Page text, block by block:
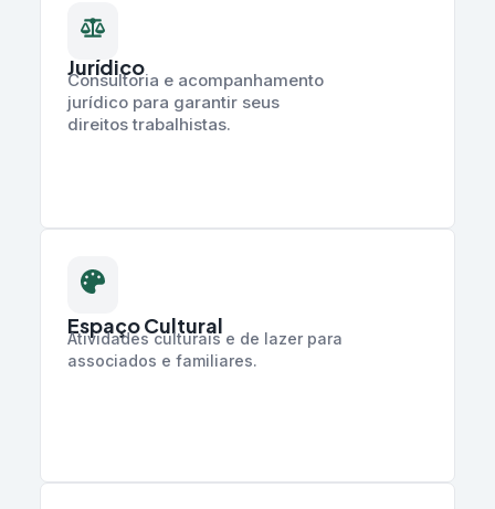
Jurídico
Consultoria e acompanhamento
jurídico para garantir seus
direitos trabalhistas.
Espaço Cultural
Atividades culturais e de lazer para
associados e familiares.